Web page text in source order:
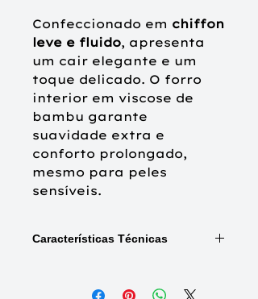
Confeccionado em chiffon
leve e fluido, apresenta
um cair elegante e um
toque delicado. O forro
interior em viscose de
bambu garante
suavidade extra e
conforto prolongado,
mesmo para peles
sensíveis.
Características Técnicas